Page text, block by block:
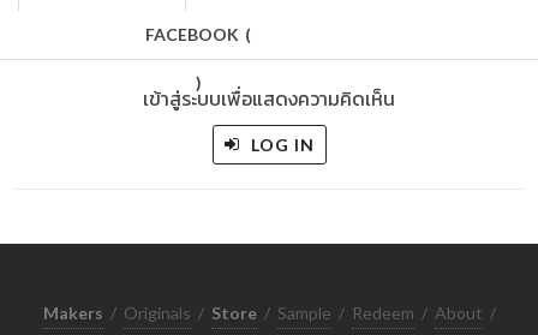
FACEBOOK (
)
เข้าสู่ระบบเพื่อแสดงความคิดเห็น
LOG IN
Makers / Originals / Store / Sample / Redeem / About /